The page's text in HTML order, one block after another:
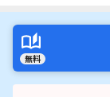
無料